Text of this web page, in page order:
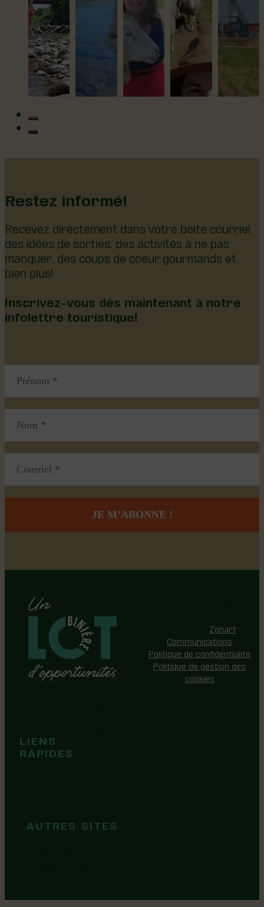
Restez informé!
Recevez directement dans votre boîte courriel
des idées de sorties, des activités à ne pas
manquer, des coups de coeur gourmands et
bien plus!
Inscrivez-vous dès maintenant à notre
infolettre touristique!
LIENS
RAPIDES
AUTRES SITES
Zonart
Communications
Politique de confidentialité
Politique de gestion des
cookies